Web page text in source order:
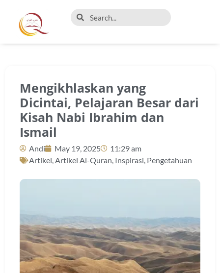
Mengikhlaskan yang
Dicintai, Pelajaran Besar dari
Kisah Nabi Ibrahim dan
Ismail
Andi May 19, 2025
11:29 am
Artikel,Artikel Al-Quran, Inspirasi, Pengetahuan